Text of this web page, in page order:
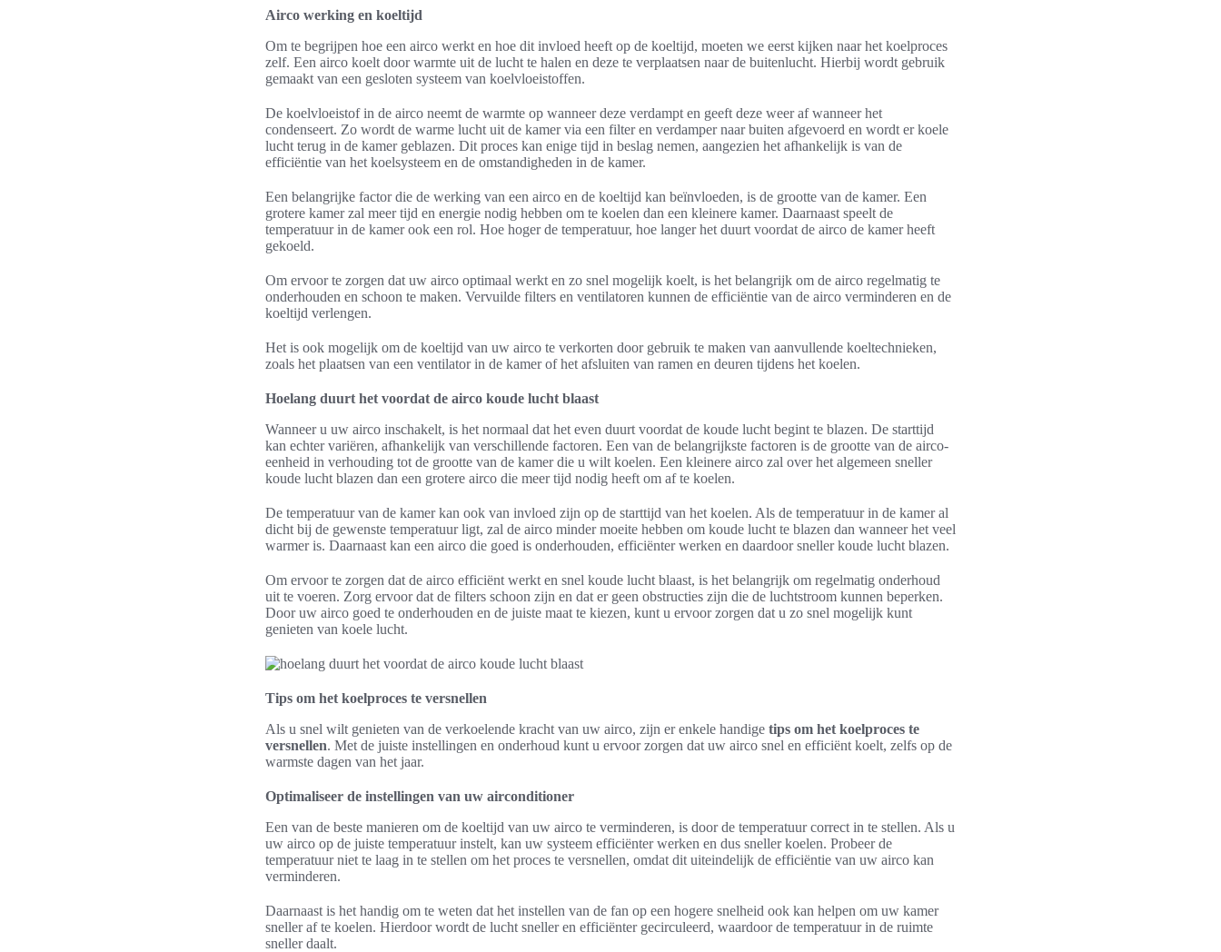
Airco werking en koeltijd
Om te begrijpen hoe een airco werkt en hoe dit invloed heeft op de koeltijd, moeten we eerst kijken naar het koelproces
zelf. Een airco koelt door warmte uit de lucht te halen en deze te verplaatsen naar de buitenlucht. Hierbij wordt gebruik
gemaakt van een gesloten systeem van koelvloeistoffen.
De koelvloeistof in de airco neemt de warmte op wanneer deze verdampt en geeft deze weer af wanneer het
condenseert. Zo wordt de warme lucht uit de kamer via een filter en verdamper naar buiten afgevoerd en wordt er koele
lucht terug in de kamer geblazen. Dit proces kan enige tijd in beslag nemen, aangezien het afhankelijk is van de
efficiëntie van het koelsysteem en de omstandigheden in de kamer.
Een belangrijke factor die de werking van een airco en de koeltijd kan beïnvloeden, is de grootte van de kamer. Een
grotere kamer zal meer tijd en energie nodig hebben om te koelen dan een kleinere kamer. Daarnaast speelt de
temperatuur in de kamer ook een rol. Hoe hoger de temperatuur, hoe langer het duurt voordat de airco de kamer heeft
gekoeld.
Om ervoor te zorgen dat uw airco optimaal werkt en zo snel mogelijk koelt, is het belangrijk om de airco regelmatig te
onderhouden en schoon te maken. Vervuilde filters en ventilatoren kunnen de efficiëntie van de airco verminderen en de
koeltijd verlengen.
Het is ook mogelijk om de koeltijd van uw airco te verkorten door gebruik te maken van aanvullende koeltechnieken,
zoals het plaatsen van een ventilator in de kamer of het afsluiten van ramen en deuren tijdens het koelen.
Hoelang duurt het voordat de airco koude lucht blaast
Wanneer u uw airco inschakelt, is het normaal dat het even duurt voordat de koude lucht begint te blazen. De starttijd
kan echter variëren, afhankelijk van verschillende factoren. Een van de belangrijkste factoren is de grootte van de airco-
eenheid in verhouding tot de grootte van de kamer die u wilt koelen. Een kleinere airco zal over het algemeen sneller
koude lucht blazen dan een grotere airco die meer tijd nodig heeft om af te koelen.
De temperatuur van de kamer kan ook van invloed zijn op de starttijd van het koelen. Als de temperatuur in de kamer al
dicht bij de gewenste temperatuur ligt, zal de airco minder moeite hebben om koude lucht te blazen dan wanneer het veel
warmer is. Daarnaast kan een airco die goed is onderhouden, efficiënter werken en daardoor sneller koude lucht blazen.
Om ervoor te zorgen dat de airco efficiënt werkt en snel koude lucht blaast, is het belangrijk om regelmatig onderhoud
uit te voeren. Zorg ervoor dat de filters schoon zijn en dat er geen obstructies zijn die de luchtstroom kunnen beperken.
Door uw airco goed te onderhouden en de juiste maat te kiezen, kunt u ervoor zorgen dat u zo snel mogelijk kunt
genieten van koele lucht.
Tips om het koelproces te versnellen
Als u snel wilt genieten van de verkoelende kracht van uw airco, zijn er enkele handige tips om het koelproces te
versnellen. Met de juiste instellingen en onderhoud kunt u ervoor zorgen dat uw airco snel en efficiënt koelt, zelfs op de
warmste dagen van het jaar.
Optimaliseer de instellingen van uw airconditioner
Een van de beste manieren om de koeltijd van uw airco te verminderen, is door de temperatuur correct in te stellen. Als u
uw airco op de juiste temperatuur instelt, kan uw systeem efficiënter werken en dus sneller koelen. Probeer de
temperatuur niet te laag in te stellen om het proces te versnellen, omdat dit uiteindelijk de efficiëntie van uw airco kan
verminderen.
Daarnaast is het handig om te weten dat het instellen van de fan op een hogere snelheid ook kan helpen om uw kamer
sneller af te koelen. Hierdoor wordt de lucht sneller en efficiënter gecirculeerd, waardoor de temperatuur in de ruimte
sneller daalt.